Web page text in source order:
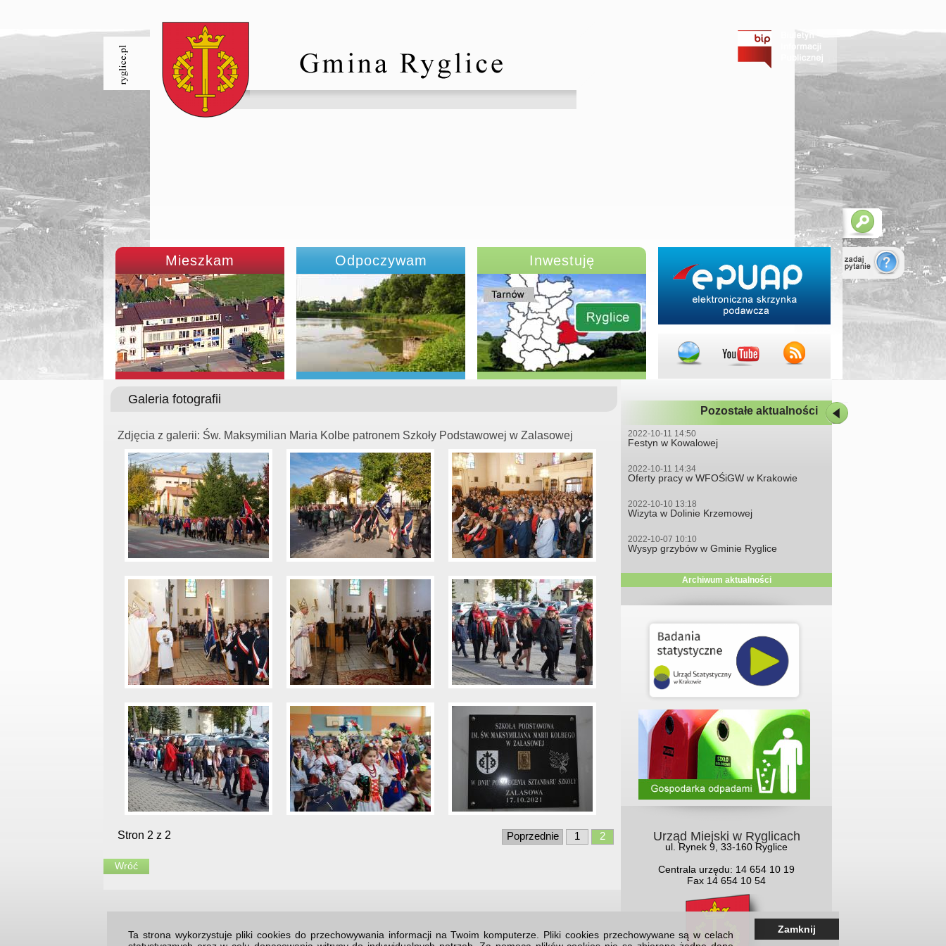
Mieszkam Odpoczywam Inwestuję
Galeria fotografii
Zdjęcia z galerii: Św. Maksymilian Maria Kolbe patronem Szkoły Podstawowej w Zalasowej
Stron 2 z 2 Poprzednie 1 2
Wróć
Pozostałe aktualności
2022-10-11 14:50
Festyn w Kowalowej
2022-10-11 14:34
Oferty pracy w WFOŚiGW w Krakowie
2022-10-10 13:18
Wizyta w Dolinie Krzemowej
2022-10-07 10:10
Wysyp grzybów w Gminie Ryglice
Archiwum aktualności
Urząd Miejski w Ryglicach
ul. Rynek 9, 33-160 Ryglice
Centrala urzędu: 14 654 10 19
Fax 14 654 10 54
Ta strona wykorzystuje pliki cookies do przechowywania informacji na Twoim komputerze. Pliki cookies przechowywane są w celach
Zamknij